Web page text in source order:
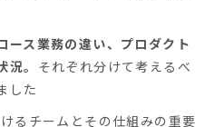
ース業務の違い、プロダクト
。 それぞれ分けて考えるべ
した
るチームとその仕組みの重要